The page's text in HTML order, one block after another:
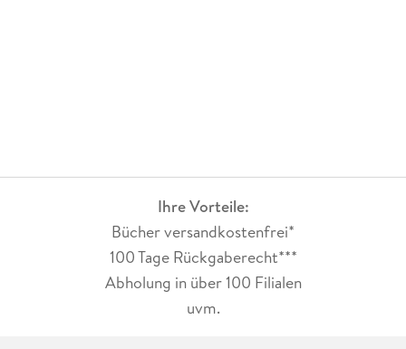
Ihre Vorteile:
Bücher versandkostenfrei*
100 Tage Rückgaberecht***
Abholung in über 100 Filialen
uvm.